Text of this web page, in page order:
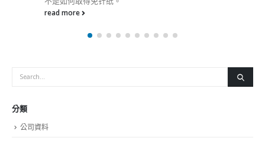
read more
分類
公司資料